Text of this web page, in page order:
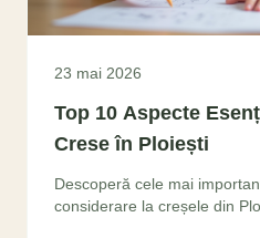
23 mai 2026
Top 10 Aspecte
Crese în Ploiești
Descoperă cele mai
considerare la creșele din